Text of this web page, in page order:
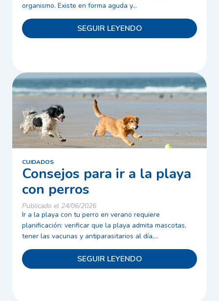
organismo. Existe en forma aguda y...
SEGUIR LEYENDO
CUIDADOS
Consejos para ir a la playa
con perros
Publicado el 24/06/2026
Ir a la playa con tu perro en verano requiere
planificación: verificar que la playa admita mascotas,
tener las vacunas y antiparasitarios al día,...
SEGUIR LEYENDO